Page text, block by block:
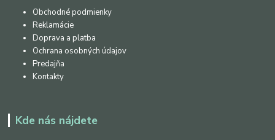
Obchodné podmienky
Reklamácie
Doprava a platba
Ochrana osobných údajov
Predajňa
Kontakty
Kde nás nájdete